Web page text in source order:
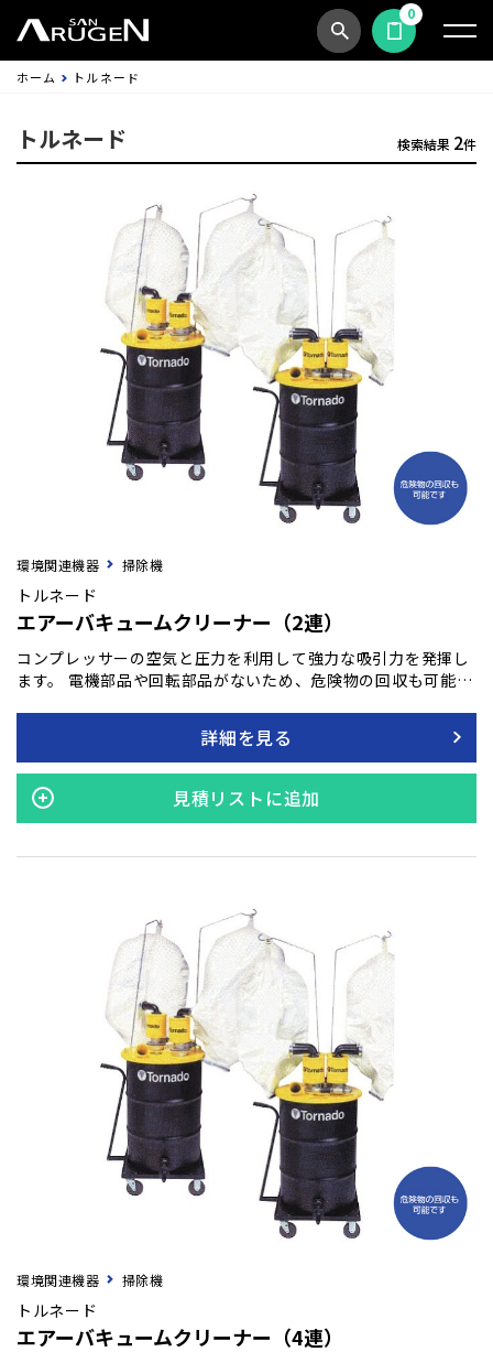
商品検索見積依頼する
0
ホーム トルネード
トルネード 検索結果 2件
環境関連機器 掃除機
トルネード
エアーバキュームクリーナー（2連）
コンプレッサーの空気と圧力を利用して強力な吸引力を発揮し
ます。 電機部品や回転部品がないため、危険物の回収も可能で
汚水・廃油も迅速に回収可能です。 【特長】 ●コンプレッサー
から吐出される空気と圧力を利用し､強力な吸引力を誇るバキ
ュームクリーナーです｡ ●エアー方式のため､電機部品や回転部
品がありません｡ これにより､危険物の回収も可能です｡ ●回転
維持できます｡
詳細を見る
見積リストに追加
環境関連機器 掃除機
トルネード
エアーバキュームクリーナー（4連）